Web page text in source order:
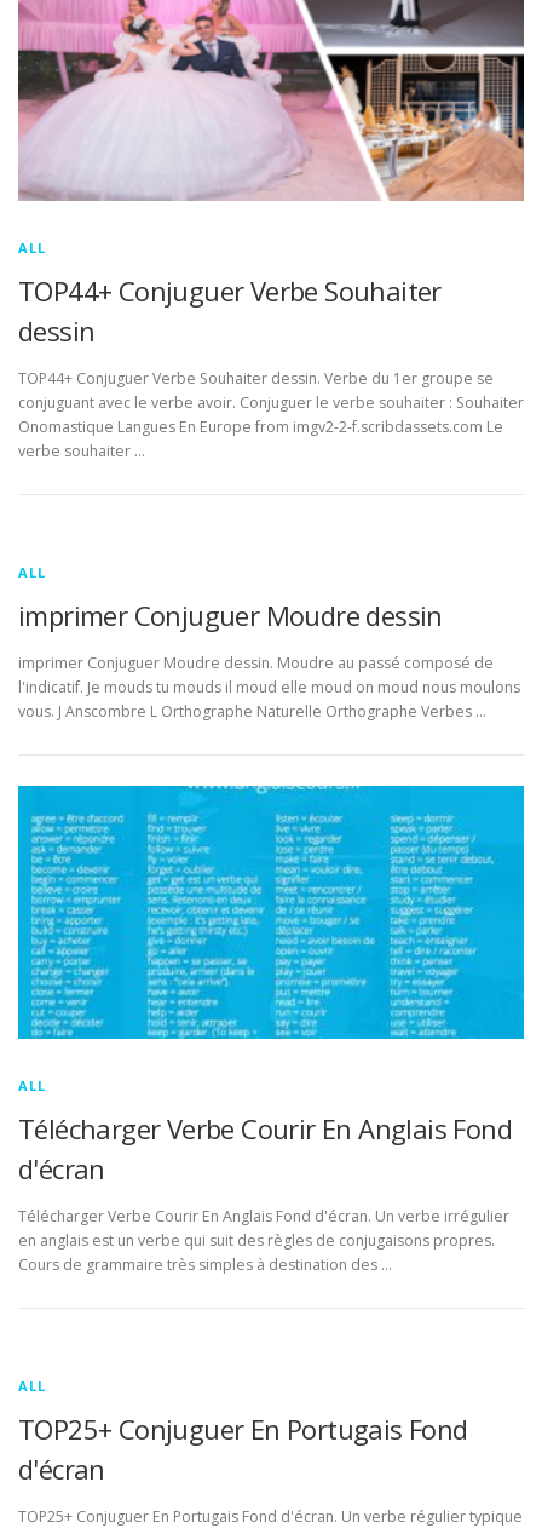
ALL
TOP44+ Conjuguer Verbe Souhaiter
dessin
TOP44+ Conjuguer Verbe Souhaiter dessin. Verbe du 1er groupe se
conjuguant avec le verbe avoir. Conjuguer le verbe souhaiter : Souhaiter
Onomastique Langues En Europe from imgv2-2-f.scribdassets.com Le
verbe souhaiter …
ALL
imprimer Conjuguer Moudre dessin
imprimer Conjuguer Moudre dessin. Moudre au passé composé de
l'indicatif. Je mouds tu mouds il moud elle moud on moud nous moulons
vous. J Anscombre L Orthographe Naturelle Orthographe Verbes …
ALL
Télécharger Verbe Courir En Anglais Fond
d'écran
Télécharger Verbe Courir En Anglais Fond d'écran. Un verbe irrégulier
en anglais est un verbe qui suit des règles de conjugaisons propres.
Cours de grammaire très simples à destination des …
ALL
TOP25+ Conjuguer En Portugais Fond
d'écran
TOP25+ Conjuguer En Portugais Fond d'écran. Un verbe régulier typique